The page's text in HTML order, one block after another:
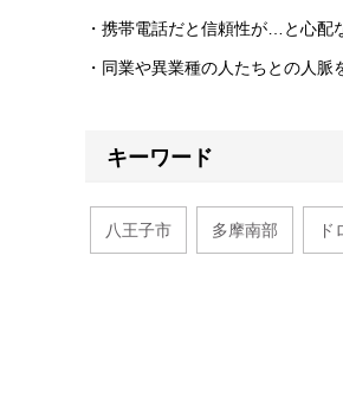
・携帯電話だと信頼性が…と心配
・同業や異業種の人たちとの人脈
キーワード
八王子市 多摩南部 ド